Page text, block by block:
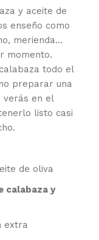
y aceite de
enseño como
merienda…
momento.
todo el
preparar una
verás en el
listo casi
calabaza y
extra